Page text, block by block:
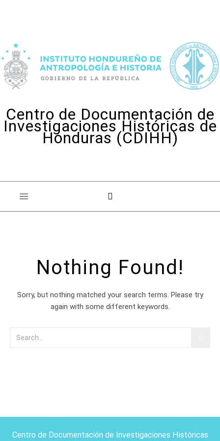
Centro de Documentación de
Investigaciones Históricas de
Honduras (CDIHH)
Nothing Found!
Sorry, but nothing matched your search terms. Please try
again with some different keywords.
Centro de Documentación de Investigaciones Históricas